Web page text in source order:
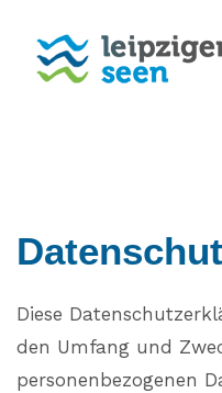
Diese
den Umfang und
personenbezogenen